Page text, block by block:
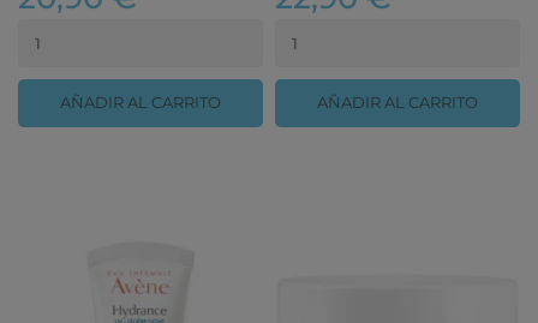
AÑADIR AL CARRITO AÑADIR AL CARRITO